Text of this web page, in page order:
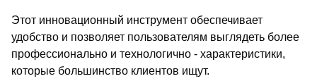
Этот инновационный инструмент обеспечивает
удобство и позволяет пользователям выглядеть более
профессионально и технологично - характеристики,
которые большинство клиентов ищут.